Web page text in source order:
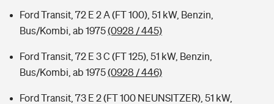
Ford Transit, 72 E 2 A (FT 100), 51 kW, Benzin,
Bus/Kombi, ab 1975(0928 / 445)
Ford Transit, 72 E 3 C (FT 125), 51 kW, Benzin,
Bus/Kombi, ab 1975(0928 / 446)
Ford Transit, 73 E 2 (FT 100 NEUNSITZER), 51 kW,